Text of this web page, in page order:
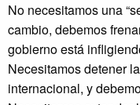
No necesitamos una
cambio, debemos
gobierno está
Necesitamos detener
internacional, y